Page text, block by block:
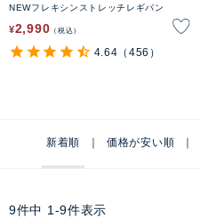
NEWフレキシンストレッチレギパン
¥2,990 税込
4.64 （456）
新着順 価格が安い順
9件中 1 -9件表示